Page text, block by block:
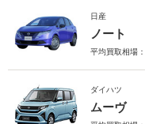
日産
ノート
平均買取相場：
ダイハツ
ムーヴ